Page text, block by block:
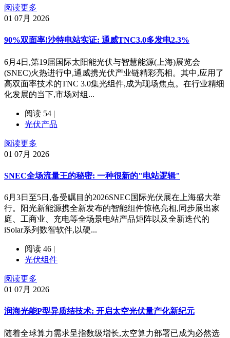
阅读更多
01 07月 2026
90%双面率!沙特电站实证: 通威TNC3.0多发电2.3%
6月4日,第19届国际太阳能光伏与智慧能源(上海)展览会
(SNEC)火热进行中,通威携光伏产业链精彩亮相。其中,应用了
高双面率技术的TNC 3.0集光组件,成为现场焦点。在行业精细
化发展的当下,市场对组...
阅读 54 |
光伏产品
阅读更多
01 07月 2026
SNEC全场流量王的秘密: 一种很新的"电站逻辑"
6月3日至5日,备受瞩目的2026SNEC国际光伏展在上海盛大举
行。阳光新能源携全新发布的智能组件惊艳亮相,同步展出家
庭、工商业、充电等全场景电站产品矩阵以及全新迭代的
iSolar系列数智软件,以硬...
阅读 46 |
光伏组件
阅读更多
01 07月 2026
润海光能P型异质结技术: 开启太空光伏量产化新纪元
随着全球算力需求呈指数级增长,太空算力部署已成为必然选